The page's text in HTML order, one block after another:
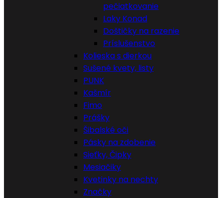
pečiatkovanie
Laky Konad
Doštičky na razenie
Príslušenstvo
Kolieska s dierkou
Sušené kvety, listy
PUNK
Kašmír
Fimo
Prášky
Šibalské oči
Pásky na zdobenie
Sieťky, Čipky
Mesiačiky
Kvetinky na nechty
Značky